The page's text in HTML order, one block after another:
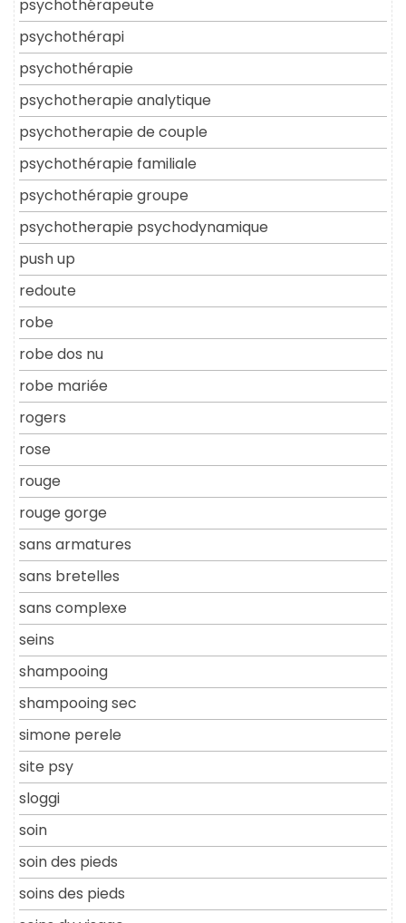
psychothérapeute
psychothérapi
psychothérapie
psychotherapie analytique
psychotherapie de couple
psychothérapie familiale
psychothérapie groupe
psychotherapie psychodynamique
push up
redoute
robe
robe dos nu
robe mariée
rogers
rose
rouge
rouge gorge
sans armatures
sans bretelles
sans complexe
seins
shampooing
shampooing sec
simone perele
site psy
sloggi
soin
soin des pieds
soins des pieds